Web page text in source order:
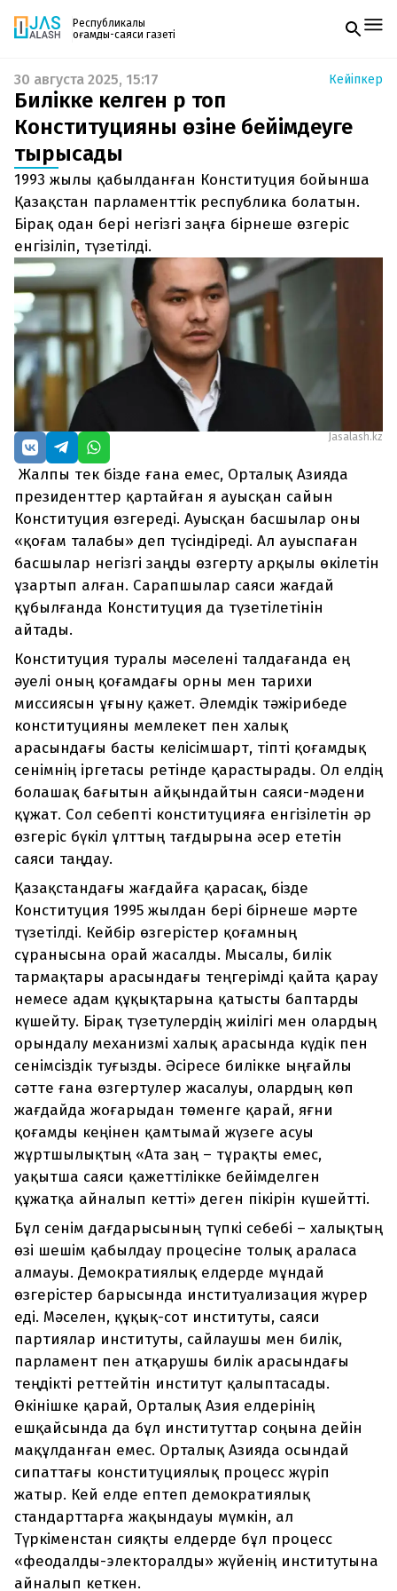
Республикалық
қоғамдық-саяси газеті
Жаңалықтар
Спорт
Live
Руханият
Аймақ
Архив
Заң және тәртіп
Редакциямен байланыс
+7 708 604 51 06
Жарнама бөлімі
+7 701 220 64 52
Пошта
zhasalash100@gmail.com
Газетке жазылу
PDF форматтағы газетті ай сайын электронды
поштаңызға алып отырыңыз. Жаңа нөмір
шыққан сәтте сізге бірден жіберіледі. Тек email
енгізіңіз, біз қалғанын өзіміз жібереміз.
30 августа 2025, 15:17 Кейіпкер
Билікке келген әр топ
Конституцияны өзіне бейімдеуге
тырысады
1993 жылы қабылданған Конституция бойынша
Қазақстан парламенттік республика болатын.
Бірақ одан бері негізгі заңға бірнеше өзгеріс
енгізіліп, түзетілді.
Jasalash.kz
Жалпы тек бізде ғана емес, Орталық Азияда
президенттер қартайған я ауысқан сайын
Конституция өзгереді. Ауысқан басшылар оны
«қоғам талабы» деп түсіндіреді. Ал ауыспаған
басшылар негізгі заңды өзгерту арқылы өкілетін
ұзартып алған. Сарапшылар саяси жағдай
құбылғанда Конституция да түзетілетінін
айтады.
Конституция туралы мәселені талдағанда ең
әуелі оның қоғамдағы орны мен тарихи
миссиясын ұғыну қажет. Әлемдік тәжірибеде
конституцияны мемлекет пен халық
арасындағы басты келісімшарт, тіпті қоғамдық
сенімнің іргетасы ретінде қарастырады. Ол елдің
болашақ бағытын айқындайтын саяси-мәдени
құжат. Сол себепті конституцияға енгізілетін әр
өзгеріс бүкіл ұлттың тағдырына әсер ететін
саяси таңдау.
Қазақстандағы жағдайға қарасақ, бізде
Конституция 1995 жылдан бері бірнеше мәрте
түзетілді. Кейбір өзгерістер қоғамның
сұранысына орай жасалды. Мысалы, билік
тармақтары арасындағы теңгерімді қайта қарау
немесе адам құқықтарына қатысты баптарды
күшейту. Бірақ түзетулердің жиілігі мен олардың
орындалу механизмі халық арасында күдік пен
сенімсіздік туғызды. Әсіресе билікке ыңғайлы
сәтте ғана өзгертулер жасалуы, олардың көп
жағдайда жоғарыдан төменге қарай, яғни
қоғамды кеңінен қамтымай жүзеге асуы
жұртшылықтың «Ата заң – тұрақты емес,
уақытша саяси қажеттілікке бейімделген
құжатқа айналып кетті» деген пікірін күшейтті.
Бұл сенім дағдарысының түпкі себебі – халықтың
өзі шешім қабылдау процесіне толық араласа
алмауы. Демократиялық елдерде мұндай
өзгерістер барысында институализация жүрер
еді. Мәселен, құқық-сот институты, саяси
партиялар институты, сайлаушы мен билік,
парламент пен атқарушы билік арасындағы
теңдікті реттейтін институт қалыптасады.
Өкінішке қарай, Орталық Азия елдерінің
ешқайсында да бұл институттар соңына дейін
мақұлданған емес. Орталық Азияда осындай
сипаттағы конституциялық процесс жүріп
жатыр. Кей елде ептеп демократиялық
стандарттарға жақындауы мүмкін, ал
Түркіменстан сияқты елдерде бұл процесс
«феодалды-электоралды» жүйенің институтына
айналып кеткен.